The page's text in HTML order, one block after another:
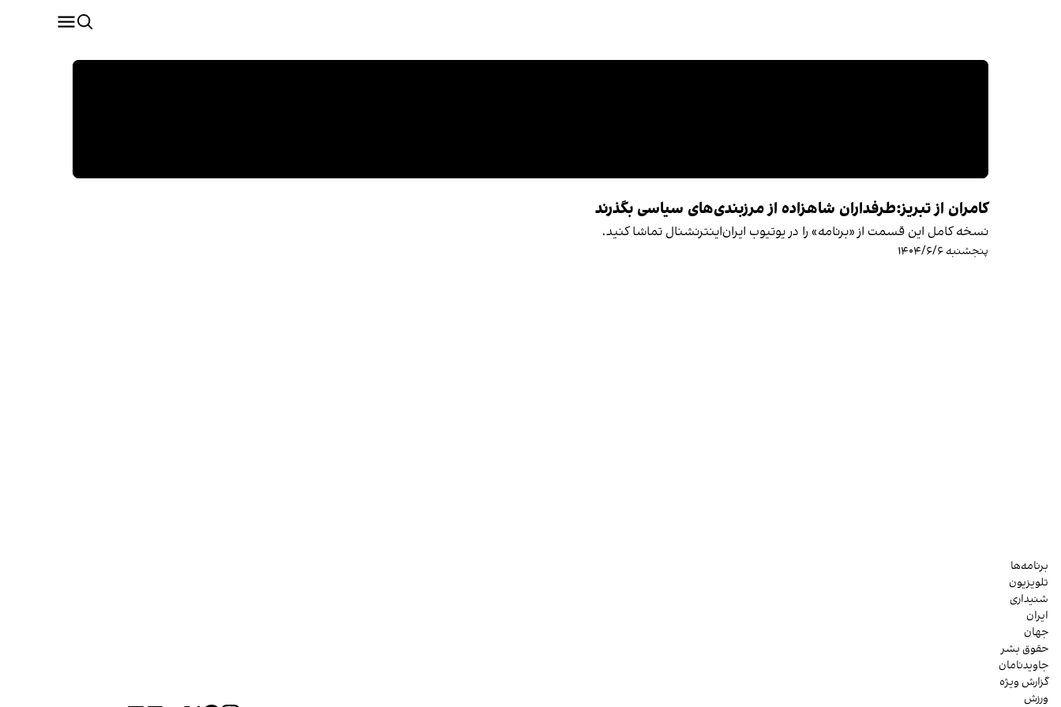
کامران از تبریز:طرفداران شاهزاده از مرزبندی‌های سیاسی بگذرند
نسخه کامل این قسمت از «برنامه» را در یوتیوب ایران‌اینترنشنال تماشا کنید.
پنجشنبه ۱۴۰۴/۶/۶
برنامه‌ها
تلویزیون
شنیداری
ایران
جهان
حقوق بشر
جاویدنامان
گزارش ویژه
ورزش